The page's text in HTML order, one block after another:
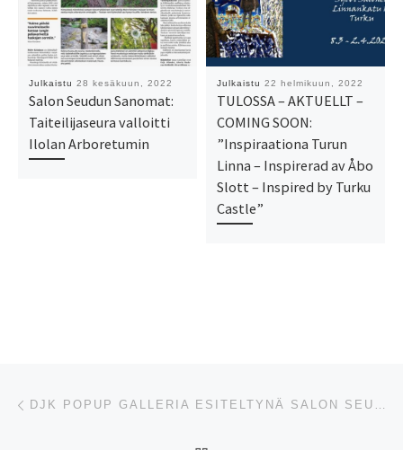
Julkaistu 28 kesäkuun, 2022
Salon Seudun Sanomat:
Taiteilijaseura valloitti
Ilolan Arboretumin
Julkaistu 22 helmikuun, 2022
TULOSSA – AKTUELLT –
COMING SOON:
”Inspiraationa Turun
Linna – Inspirerad av Åbo
Slott – Inspired by Turku
Castle”
Artikkelien navigointi